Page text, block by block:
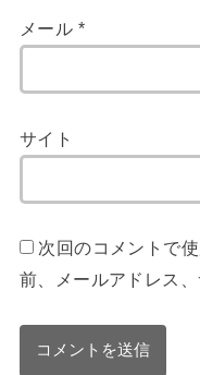
メール *
サイト
次回のコメントで
前、メールアドレス、